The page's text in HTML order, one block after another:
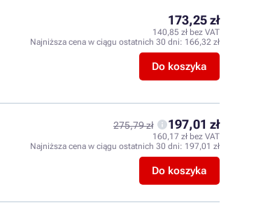
173,25 zł
140,85 zł bez VAT
Najniższa cena w ciągu ostatnich 30 dni: 166,32 zł
Do koszyka
275,79 zł 197,01 zł
160,17 zł bez VAT
Najniższa cena w ciągu ostatnich 30 dni: 197,01 zł
Do koszyka